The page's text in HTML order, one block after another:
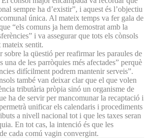
sempre ha d’existir”, i aquest és l’objectiu
única. Al mateix temps va fer gala de
“els comuns ja hem demostrat amb la
i va assegurar que tots els cònsols
mateix sentit.
sobre la qüestió per reafirmar les paraules de
una de les parròquies més afectades” perquè
difícilment podrem mantenir serveis”.
també van deixar clar que el que volen
tributària pròpia sinó un organisme de
ha de servir per mancomunar la recaptació i
unificar els calendaris i procediments
a nivell nacional tot i que les taxes seran
En tot cas, la intenció és que les
cada comú vagin convergint.